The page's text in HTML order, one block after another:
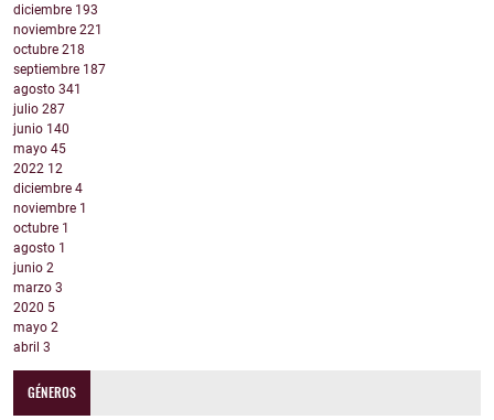
diciembre 193
noviembre 221
octubre 218
septiembre 187
agosto 341
julio 287
junio 140
mayo 45
2022 12
diciembre 4
noviembre 1
octubre 1
agosto 1
junio 2
marzo 3
2020 5
mayo 2
abril 3
GÉNEROS